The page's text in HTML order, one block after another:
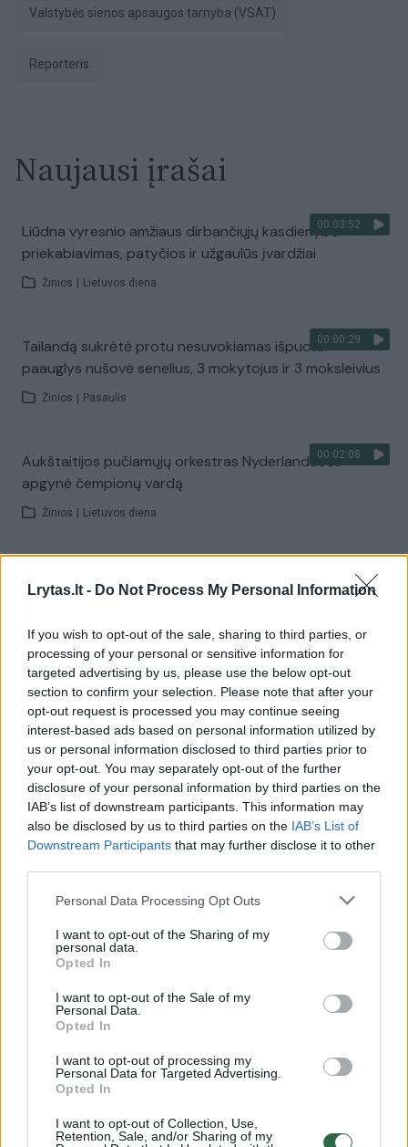
Lrytas.lt - Do Not Process My Personal Information
If you wish to opt-out of the sale, sharing to third parties, or
processing of your personal or sensitive information for
targeted advertising by us, please use the below opt-out
section to confirm your selection. Please note that after your
opt-out request is processed you may continue seeing
interest-based ads based on personal information utilized by
us or personal information disclosed to third parties prior to
your opt-out. You may separately opt-out of the further
disclosure of your personal information by third parties on the
IAB’s list of downstream participants. This information may
also be disclosed by us to third parties on the IAB’s List of
Downstream Participants that may further disclose it to other
Personal Data Processing Opt Outs
I want to opt-out of the Sharing of my
personal data.
Opted In
I want to opt-out of the Sale of my
Personal Data.
Opted In
I want to opt-out of processing my
Personal Data for Targeted Advertising.
Opted In
I want to opt-out of Collection, Use,
Retention, Sale, and/or Sharing of my
Valstybės sienos apsaugos tarnyba (VSAT)
Reporteris
Naujausi įrašai
00:03:52
Liūdna vyresnio amžiaus dirbančiųjų kasdienybė –
priekabiavimas, patyčios ir užgaulūs įvardžiai
Žinios Lietuvos diena
00:00:29
Tailandą sukrėtė protu nesuvokiamas išpuolis:
paauglys nušovė senelius, 3 mokytojus ir 3 moksleivius
Žinios Pasaulis
00:02:08
Aukštaitijos pučiamųjų orkestras Nyderlanduose
apgynė čempionų vardą
Žinios Lietuvos diena
nenumatoma
Orai
Visi įrašai
Žiūrimiausi įrašai
00:00:30
Vaizdai iš tragiškos avarijos Vilniaus r.: dviejų moterų ir
00:00:57
Savaitės vidurys nusimato karštas: temperatūra kils iki
Žinios | Orai
00:00:59
Nufilmavo, kaip patvino Vilniaus Vakarinis aplinkkelis:
vaizdas pribloškia
Žinios | Lietuvos diena